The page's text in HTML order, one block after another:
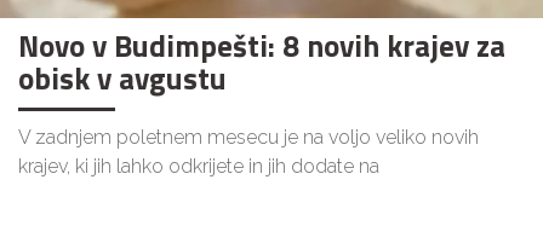
Novo v Budimpešti: 8 novih krajev za
obisk v avgustu
V zadnjem poletnem mesecu je na voljo veliko novih
krajev, ki jih lahko odkrijete in jih dodate na